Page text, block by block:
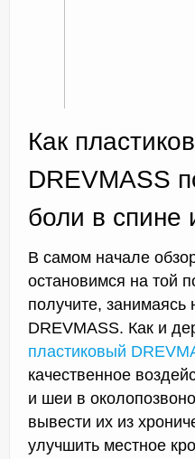
Как
DREVMASS
боли в спине
В самом начале
остановимся на той
получите, занимаясь
DREVMASS. Как и
пластиковый
качественное
и шеи в
вывести их из
улучшить местное